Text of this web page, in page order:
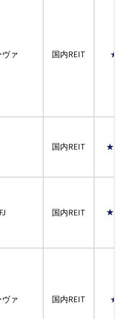
ヴァ 国内REIT
国内REIT
国内REIT
ヴァ 国内REIT